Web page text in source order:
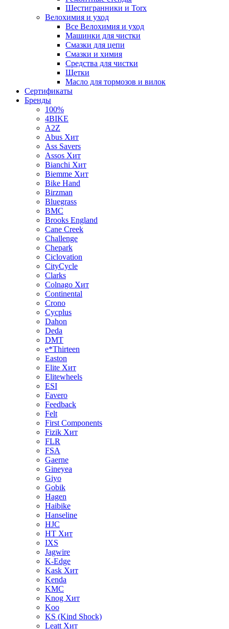
Шестигранники и Torx
Велохимия и уход
Все Велохимия и уход
Машинки для чистки
Смазки для цепи
Смазки и химия
Средства для чистки
Щетки
Масло для тормозов и вилок
Сертификаты
Бренды
100%
4BIKE
A2Z
Abus Хит
Ass Savers
Assos Хит
Bianchi Хит
Biemme Хит
Bike Hand
Birzman
Bluegrass
BMC
Brooks England
Cane Creek
Challenge
Chepark
Ciclovation
CityCycle
Clarks
Colnago Хит
Continental
Crono
Cycplus
Dahon
Deda
DMT
e*Thirteen
Easton
Elite Хит
Elitewheels
ESI
Favero
Feedback
Felt
First Components
Fizik Хит
FLR
FSA
Gaerne
Gineyea
Giyo
Gobik
Hagen
Haibike
Hanseline
HJC
HT Хит
IXS
Jagwire
K-Edge
Kask Хит
Kenda
KMC
Knog Хит
Koo
KS (Kind Shock)
Leatt Хит